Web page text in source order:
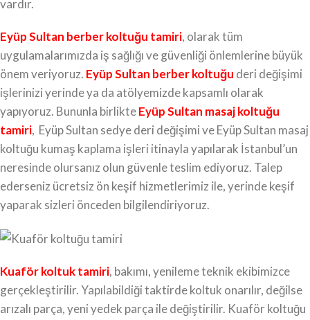
vardır.
Eyüp Sultan berber koltuğu tamiri, olarak tüm
uygulamalarımızda iş sağlığı ve güvenliği önlemlerine büyük
önem veriyoruz. Eyüp Sultan berber koltuğu deri değişimi
işlerinizi yerinde ya da atölyemizde kapsamlı olarak
yapıyoruz. Bununla birlikteEyüp Sultan masaj koltuğu
tamiri, Eyüp Sultan sedye deri değişimi ve Eyüp Sultan masaj
koltuğu kumaş kaplama işleri itinayla yapılarak İstanbul’un
neresinde olursanız olun güvenle teslim ediyoruz. Talep
ederseniz ücretsiz ön keşif hizmetlerimiz ile, yerinde keşif
yaparak sizleri önceden bilgilendiriyoruz.
Kuaför koltuk tamiri, bakımı, yenileme teknik ekibimizce
gerçekleştirilir. Yapılabildiği taktirde koltuk onarılır, değilse
arızalı parça, yeni yedek parça ile değiştirilir. Kuaför koltuğu